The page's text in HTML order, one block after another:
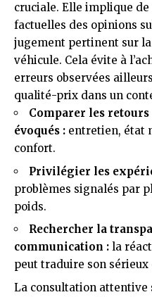
cruciale. Elle implique
factuelles des opinions
jugement pertinent sur
véhicule. Cela évite à
erreurs observées
qualité-prix dans un
Comparer les
évoqués : entretien, état
confort.
Privilégier les
problèmes signalés par
poids.
Rechercher la
communication : la
peut traduire son
La consultation attentive